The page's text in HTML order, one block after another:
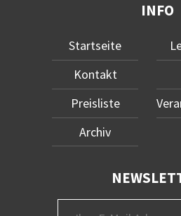
INFO
Startseite
Kontakt
Preisliste
Archiv